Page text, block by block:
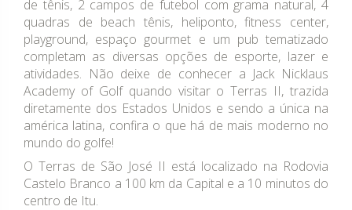
de tênis, 2 campos de futebol com grama natural, 4
quadras de beach tênis, heliponto, fitness center,
playground, espaço gourmet e um pub tematizado
completam as diversas opções de esporte, lazer e
atividades. Não deixe de conhecer a Jack Nicklaus
Academy of Golf quando visitar o Terras II, trazida
diretamente dos Estados Unidos e sendo a única na
américa latina, confira o que há de mais moderno no
mundo do golfe!
O Terras de São José II está localizado na Rodovia
Castelo Branco a 100 km da Capital e a 10 minutos do
centro de Itu.